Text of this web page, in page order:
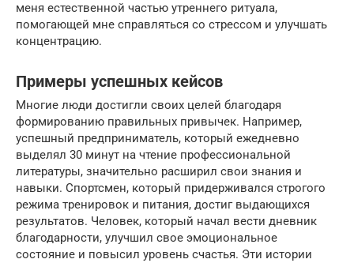
меня естественной частью утреннего ритуала,
помогающей мне справляться со стрессом и улучшать
концентрацию.
Примеры успешных кейсов
Многие люди достигли своих целей благодаря
формированию правильных привычек. Например,
успешный предприниматель, который ежедневно
выделял 30 минут на чтение профессиональной
литературы, значительно расширил свои знания и
навыки. Спортсмен, который придерживался строгого
режима тренировок и питания, достиг выдающихся
результатов. Человек, который начал вести дневник
благодарности, улучшил свое эмоциональное
состояние и повысил уровень счастья. Эти истории